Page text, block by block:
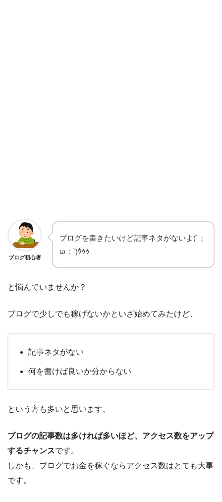
ブログ初心者
ブログを書きたいけど記事ネタがないよ(´；
ω；`)ｳｩｩ
と悩んでいませんか？
ブログで少しでも稼げないかといざ始めてみたけど、
記事ネタがない
何を書けば良いか分からない
という方も多いと思います。
ブログの記事数は多ければ多いほど、アクセス数をアップ
するチャンスです。
しかも、ブログでお金を稼ぐならアクセス数はとても大事
です。